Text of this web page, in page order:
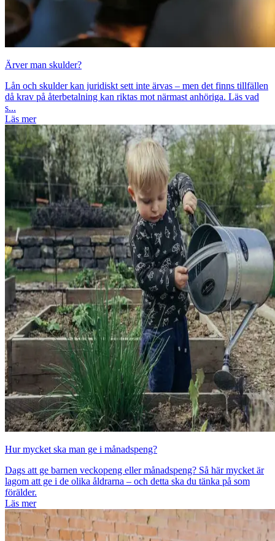
Ärver man skulder?
Lån och skulder kan juridiskt sett inte ärvas – men det finns tillfällen
då krav på återbetalning kan riktas mot närmast anhöriga. Läs vad
s...
Läs mer
Hur mycket ska man ge i månadspeng?
Dags att ge barnen veckopeng eller månadspeng? Så här mycket är
lagom att ge i de olika åldrarna – och detta ska du tänka på som
förälder.
Läs mer